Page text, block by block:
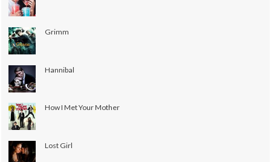
Grimm
Hannibal
How I Met Your Mother
Lost Girl